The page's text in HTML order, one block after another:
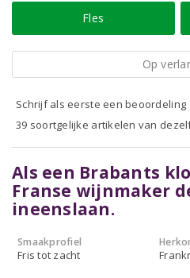
Fles
Op
Schrijf als eerste een beoordeling
39 soortgelijke artikelen van
Als een Brabants
Franse wijnmaker
ineenslaan.
Smaakprofiel
Fris tot zacht